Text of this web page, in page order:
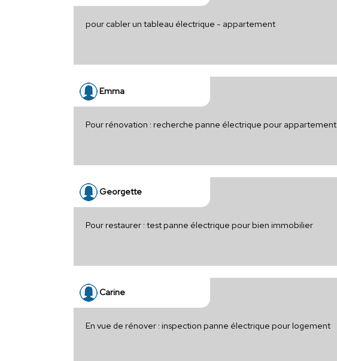
pour cabler un tableau électrique - appartement
Emma
Pour rénovation : recherche panne électrique pour appartement
Georgette
Pour restaurer : test panne électrique pour bien immobilier
Carine
En vue de rénover : inspection panne électrique pour logement